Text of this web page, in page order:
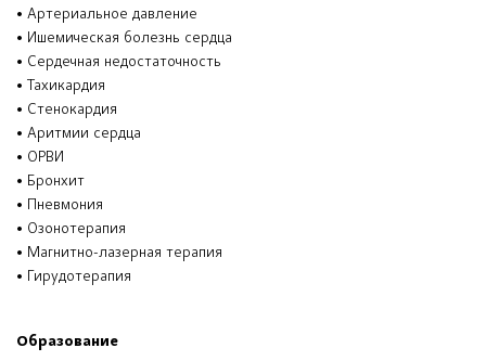
• Артериальное давление
• Ишемическая болезнь сердца
• Сердечная недостаточность
• Тахикардия
• Стенокардия
• Аритмии сердца
• ОРВИ
• Бронхит
• Пневмония
• Озонотерапия
• Магнитно-лазерная терапия
• Гирудотерапия
Образование